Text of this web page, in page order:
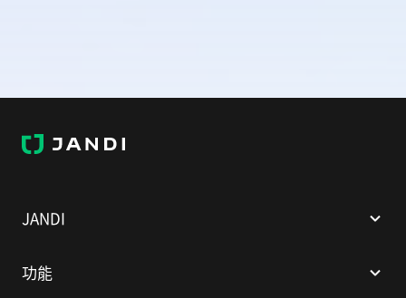
J
A
JANDI
功能